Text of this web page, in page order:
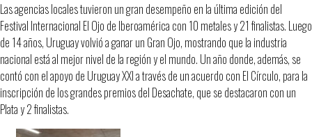
Las agencias locales tuvieron un gran desempeño en la última edición del
Festival Internacional El Ojo de Iberoamérica con 10 metales y 21 finalistas. Luego
de 14 años, Uruguay volvió a ganar un Gran Ojo, mostrando que la industria
nacional está al mejor nivel de la región y el mundo. Un año donde, además, se
contó con el apoyo de Uruguay XXI a través de un acuerdo con El Círculo, para la
inscripción de los grandes premios del Desachate, que se destacaron con un
Plata y 2 finalistas.